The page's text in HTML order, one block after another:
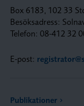
Box 6183, 102 33
Besöksadress:
Telefon: 08-412 32
E-post:
Publikationer